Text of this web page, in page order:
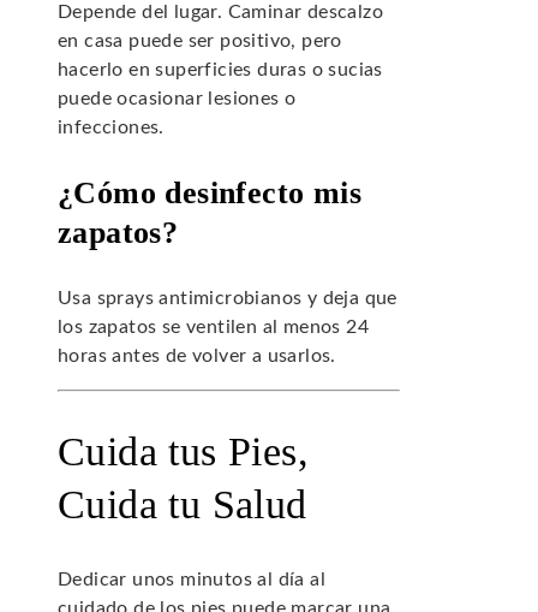
Depende del lugar. Caminar descalzo
en casa puede ser positivo, pero
hacerlo en superficies duras o sucias
puede ocasionar lesiones o
infecciones.
¿Cómo desinfecto mis
zapatos?
Usa sprays antimicrobianos y deja que
los zapatos se ventilen al menos 24
horas antes de volver a usarlos.
Cuida tus Pies,
Cuida tu Salud
Dedicar unos minutos al día al